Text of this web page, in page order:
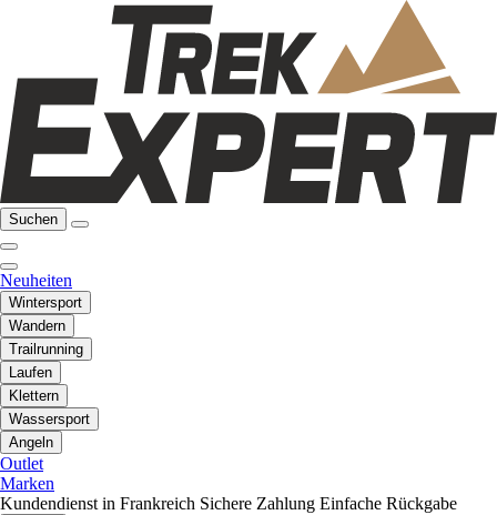
Suchen
Neuheiten
Wintersport
Wandern
Trailrunning
Laufen
Klettern
Wassersport
Angeln
Outlet
Marken
Kundendienst in Frankreich Sichere Zahlung Einfache Rückgabe